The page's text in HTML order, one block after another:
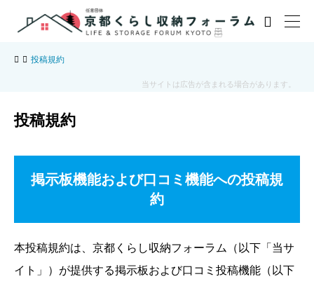

投稿規約
当サイトは広告が含まれる場合があります。
投稿規約
掲示板機能および口コミ機能への投稿規
約
本投稿規約は、京都くらし収納フォーラム（以下「当サ
イト」）が提供する掲示板および口コミ投稿機能（以下